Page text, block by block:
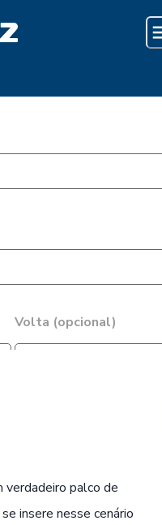
Volta (opcional)
verdadeiro palco de
insere nesse cenário